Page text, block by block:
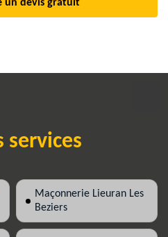
un devis gratuit
services
Maçonnerie Lieuran Les
Beziers